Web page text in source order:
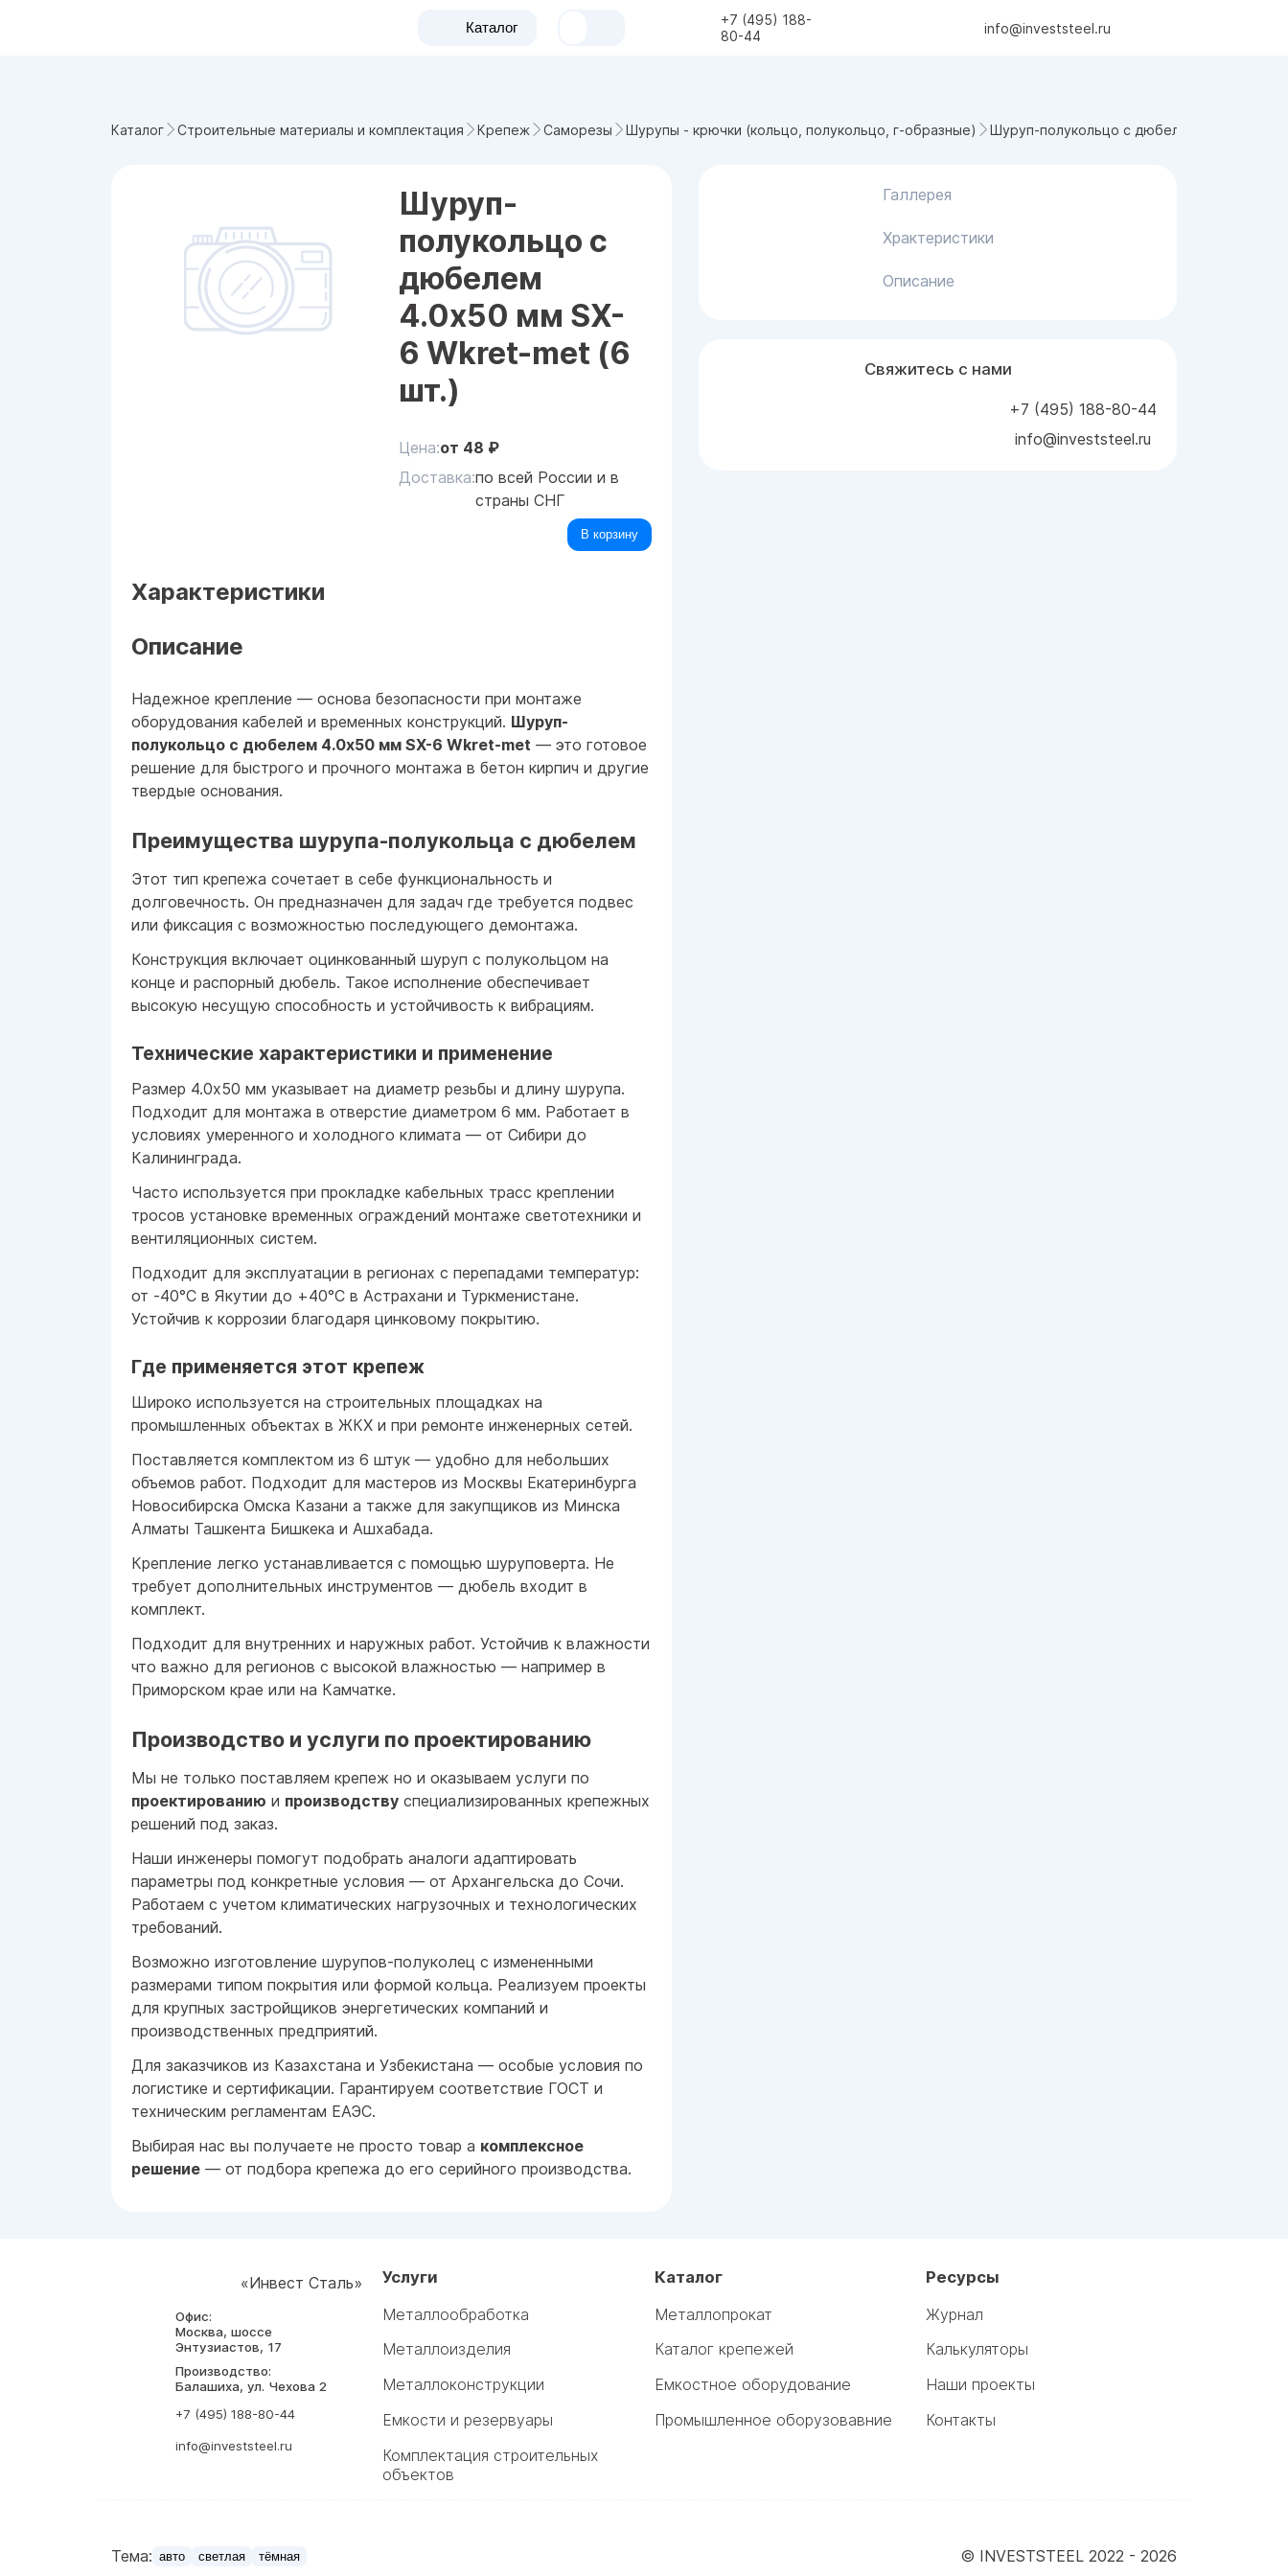
Каталог
+7 (495) 188-
80-44
info@investsteel.ru
Каталог Строительные материалы и комплектация Крепеж Саморезы Шурупы - крючки (кольцо, полукольцо, г-образные) Шуруп-полукольцо с дюбелем 4.0x50 мм
Шуруп-
полукольцо с
дюбелем
4.0x50 мм SX-
6 Wkret-met (6
шт.)
Цена:от 48 ₽
Доставка:по всей России и в
страны СНГ
В корзину
Характеристики
Описание
Надежное крепление — основа безопасности при монтаже
оборудования кабелей и временных конструкций. Шуруп-
полукольцо с дюбелем 4.0x50 мм SX-6 Wkret-met — это готовое
решение для быстрого и прочного монтажа в бетон кирпич и другие
твердые основания.
Преимущества шурупа-полукольца с дюбелем
Этот тип крепежа сочетает в себе функциональность и
долговечность. Он предназначен для задач где требуется подвес
или фиксация с возможностью последующего демонтажа.
Конструкция включает оцинкованный шуруп с полукольцом на
конце и распорный дюбель. Такое исполнение обеспечивает
высокую несущую способность и устойчивость к вибрациям.
Технические характеристики и применение
Размер 4.0x50 мм указывает на диаметр резьбы и длину шурупа.
Подходит для монтажа в отверстие диаметром 6 мм. Работает в
условиях умеренного и холодного климата — от Сибири до
Калининграда.
Часто используется при прокладке кабельных трасс креплении
тросов установке временных ограждений монтаже светотехники и
вентиляционных систем.
Подходит для эксплуатации в регионах с перепадами температур:
от -40°C в Якутии до +40°C в Астрахани и Туркменистане.
Устойчив к коррозии благодаря цинковому покрытию.
Где применяется этот крепеж
Широко используется на строительных площадках на
промышленных объектах в ЖКХ и при ремонте инженерных сетей.
Поставляется комплектом из 6 штук — удобно для небольших
объемов работ. Подходит для мастеров из Москвы Екатеринбурга
Новосибирска Омска Казани а также для закупщиков из Минска
Алматы Ташкента Бишкека и Ашхабада.
Крепление легко устанавливается с помощью шуруповерта. Не
требует дополнительных инструментов — дюбель входит в
комплект.
Подходит для внутренних и наружных работ. Устойчив к влажности
что важно для регионов с высокой влажностью — например в
Приморском крае или на Камчатке.
Производство и услуги по проектированию
Мы не только поставляем крепеж но и оказываем услуги по
проектированию и производству специализированных крепежных
решений под заказ.
Наши инженеры помогут подобрать аналоги адаптировать
параметры под конкретные условия — от Архангельска до Сочи.
Работаем с учетом климатических нагрузочных и технологических
требований.
Возможно изготовление шурупов-полуколец с измененными
размерами типом покрытия или формой кольца. Реализуем проекты
для крупных застройщиков энергетических компаний и
производственных предприятий.
Для заказчиков из Казахстана и Узбекистана — особые условия по
логистике и сертификации. Гарантируем соответствие ГОСТ и
техническим регламентам ЕАЭС.
Выбирая нас вы получаете не просто товар а комплексное
решение — от подбора крепежа до его серийного производства.
Галлерея
Храктеристики
Описание
Свяжитесь с нами
+7 (495) 188-80-44
info@investsteel.ru
«Инвест Сталь»
Офис:
Москва, шоссе
Энтузиастов, 17
Производство:
Балашиха, ул. Чехова 2
+7 (495) 188-80-44
info@investsteel.ru
Услуги
Металлообработка
Металлоизделия
Металлоконструкции
Емкости и резервуары
Комплектация строительных
объектов
Каталог
Металлопрокат
Каталог крепежей
Емкостное оборудование
Промышленное оборузовавние
Ресурсы
Журнал
Калькуляторы
Наши проекты
Контакты
Тема: авто светлая тёмная © INVESTSTEEL 2022 - 2026